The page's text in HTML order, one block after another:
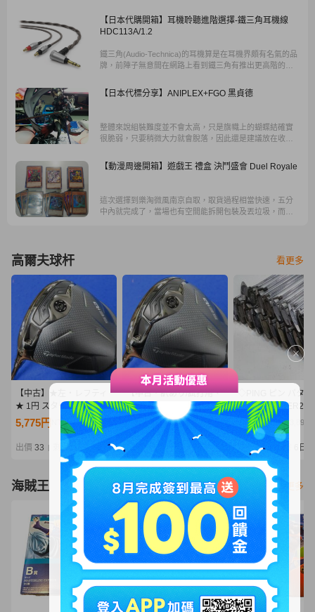
節提問其實網路上都找得到。
【日本代購開箱】耳機聆聽進階選擇-鐵三角耳機線
HDC113A/1.2
鐵三角(Audio-Technica)的耳機算是在耳機界頗有名氣的品
牌，前陣子無意間在網路上看到鐵三角有推出更高階的耳
升，能更精準傳達音樂訊號，而剛好我這正在使用的
ES750就屬導線可拆的產品，因此便鎖定HDC113A/1.2這
【日本代標分享】ANIPLEX+FGO 黑貞德
整體來說組裝難度並不會太高，只是旗幟上的蝴蝶結確實
很脆弱，只要稍微大力就會脫落，因此還是建議放在收藏
【動漫周邊開箱】遊戲王 禮盒 決鬥盛會 Duel Royale
這次選擇到樂淘微風南京自取，取貨過程相當快速，五分
中內就完成了，當場也有空間能拆開包裝及丟垃圾，而樂
高爾夫球杆 看更多
【中古】★左・レフティ
★ 1円 スタート! テーラ
ーメイド 2025 Qi35 ドラ
イバー（10.5°）【SR】
2025 Diamana BLUE
TM50（ブルー）
5,775円 NT1,249
出價 33 剩餘
【中古・訳あり/試打用、
刻印あり】★左・レフテ
ィ★ テーラーメイド
2025 Qi35 ドライバー
（10.5°）【S】Diamana
GT60（ディアマナ）
5,775円NT1,249
出價27 剩餘 7日
◇PING ピン パター
ANSER/ANSER2/
R3/PAL2/PAL4/
まとめ 25本セット
ート バッグ付き
67Zd@160◇
18,000円NT3,895
出價27 6日
海賊王 看更多